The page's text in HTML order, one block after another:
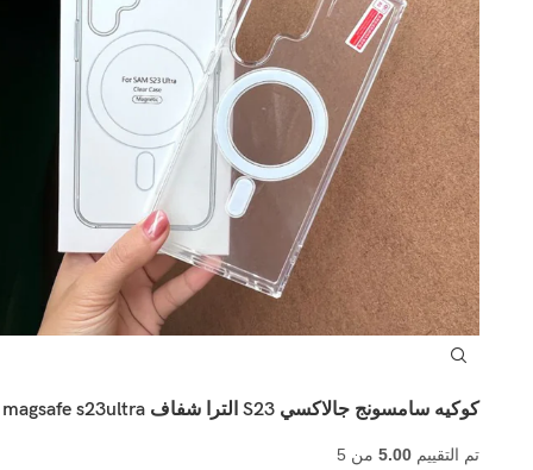
كوكيه سامسونج جالاكسي S23 الترا شفاف magsafe s23ultra
تم التقييم 5.00من 5